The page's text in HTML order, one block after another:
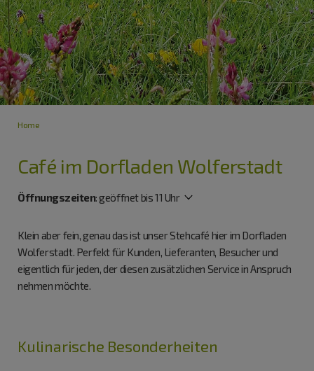
Home
Café im Dorfladen Wolferstadt
Öffnungszeiten:geöffnet bis 11 Uhr
Klein aber fein, genau das ist unser Stehcafé hier im Dorfladen
Wolferstadt. Perfekt für Kunden, Lieferanten, Besucher und
eigentlich für jeden, der diesen zusätzlichen Service in Anspruch
nehmen möchte.
Kulinarische Besonderheiten